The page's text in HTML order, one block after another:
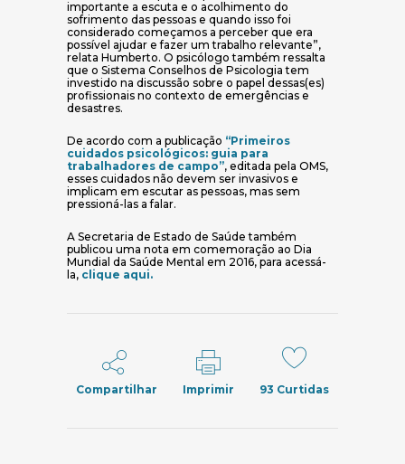
importante a escuta e o acolhimento do
sofrimento das pessoas e quando isso foi
considerado começamos a perceber que era
possível ajudar e fazer um trabalho relevante”,
relata Humberto. O psicólogo também ressalta
que o Sistema Conselhos de Psicologia tem
investido na discussão sobre o papel dessas(es)
profissionais no contexto de emergências e
desastres.
De acordo com a publicação “Primeiros
cuidados psicológicos: guia para
trabalhadores de campo”, editada pela OMS,
esses cuidados não devem ser invasivos e
implicam em escutar as pessoas, mas sem
pressioná-las a falar.
A Secretaria de Estado de Saúde também
publicou uma nota em comemoração ao Dia
Mundial da Saúde Mental em 2016, para acessá-
la, clique aqui.
Compartilhar Imprimir 93 Curtidas